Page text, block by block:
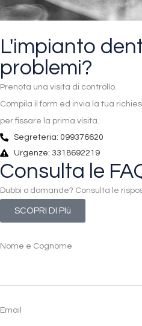
L'impianto
problemi?
Prenota una visita di controllo.
Compila il form ed invia la tua
per fissare la prima visita.
Segreteria: 099376620
Urgenze: 3318692219
Consulta le
Dubbi o domande? Consulta le
SCOPRI DI PIù
Nome e Cognome
Email